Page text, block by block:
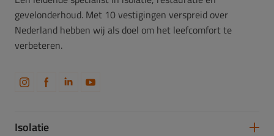
gevelonderhoud. Met 10 vestigingen verspreid over
Nederland hebben wij als doel om het leefcomfort te
verbeteren.
Isolatie